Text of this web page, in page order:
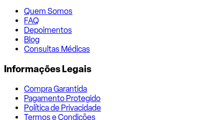
Quem Somos
FAQ
Depoimentos
Blog
Consultas Médicas
Informações Legais
Compra Garantida
Pagamento Protegido
Política de Privacidade
Termos e Condições